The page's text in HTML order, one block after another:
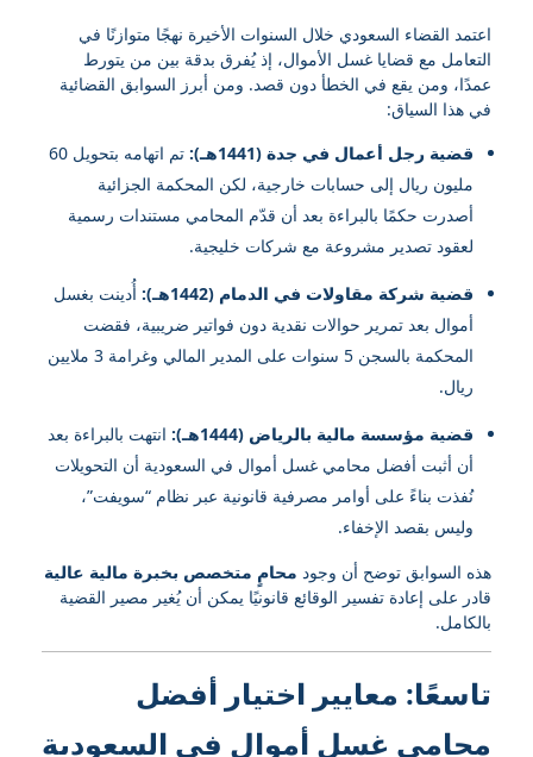
اعتمد القضاء السعودي خلال السنوات الأخيرة نهجًا متوازنًا في
التعامل مع قضايا غسل الأموال، إذ يُفرق بدقة بين من يتورط
عمدًا، ومن يقع في الخطأ دون قصد. ومن أبرز السوابق القضائية
في هذا السياق:
قضية رجل أعمال في جدة (1441هـ):
تم اتهامه بتحويل 60
مليون ريال إلى حسابات خارجية، لكن المحكمة الجزائية
أصدرت حكمًا بالبراءة بعد أن قدّم المحامي مستندات رسمية
لعقود تصدير مشروعة مع شركات خليجية.
قضية شركة مقاولات في الدمام (1442هـ):
أُدينت بغسل
أموال بعد تمرير حوالات نقدية دون فواتير ضريبية، فقضت
المحكمة بالسجن 5 سنوات على المدير المالي وغرامة 3 ملايين
ريال.
قضية مؤسسة مالية بالرياض (1444هـ):
انتهت بالبراءة بعد
أن أثبت أفضل محامي غسل أموال في السعودية أن التحويلات
نُفذت بناءً على أوامر مصرفية قانونية عبر نظام “سويفت”،
وليس بقصد الإخفاء.
هذه السوابق توضح أن وجود محامٍ متخصص بخبرة مالية عالية
قادر على إعادة تفسير الوقائع قانونيًا يمكن أن يُغير مصير القضية
بالكامل.
تاسعًا: معايير اختيار أفضل
محامي غسل أموال في السعودية